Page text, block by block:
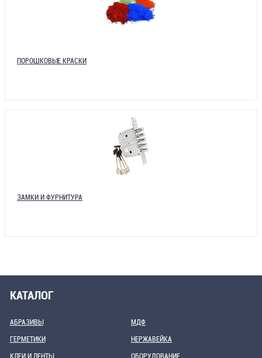
ПОРОШКОВЫЕ КРАСКИ
ЗАМКИ И ФУРНИТУРА
КАТАЛОГ
АБРАЗИВЫ
ГЕРМЕТИКИ
КЛЕИ И ЛЕНТЫ
МДФ
НЕРЖАВЕЙКА
ОБОРУДОВАНИЕ